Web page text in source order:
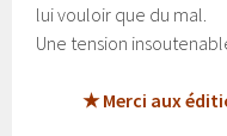
lui vouloir que du mal.
Une tension
★ Merci aux